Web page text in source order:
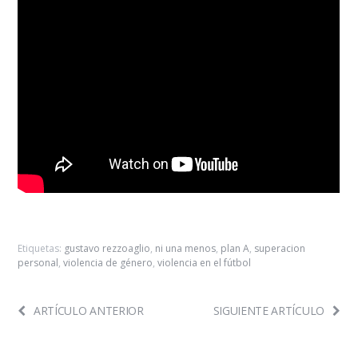
Etiquetas: gustavo rezzoaglio, ni una menos, plan A, superacion
personal,violencia de género,violencia en el fútbol
ARTÍCULO ANTERIOR SIGUIENTE ARTÍCULO